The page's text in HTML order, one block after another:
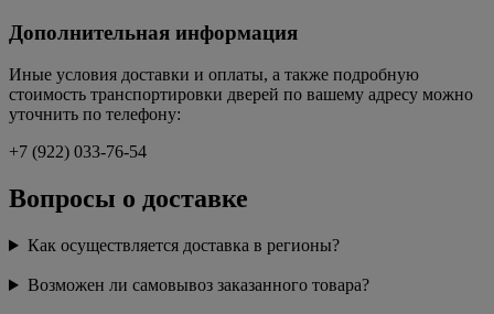
Дополнительная информация
Иные условия доставки и оплаты, а также подробную
стоимость транспортировки дверей по вашему адресу можно
уточнить по телефону:
+7 (922) 033-76-54
Вопросы о доставке
Как осуществляется доставка в регионы?
Возможен ли самовывоз заказанного товара?